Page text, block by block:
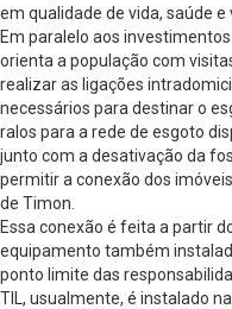
em qualidade de vida, saúde e
Em paralelo aos
orienta a população com
realizar as ligações
necessários para destinar o
ralos para a rede de esgoto
junto com a desativação da
permitir a conexão dos
de Timon.
Essa conexão é feita a partir
equipamento também
ponto limite das
TIL, usualmente, é instalado